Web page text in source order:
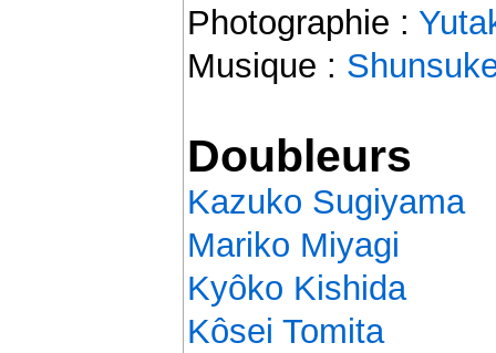
Photographie :
Musique :
Doubleurs
Kazuko Sugiyama
Mariko Miyagi
Kyôko Kishida
Kôsei Tomita